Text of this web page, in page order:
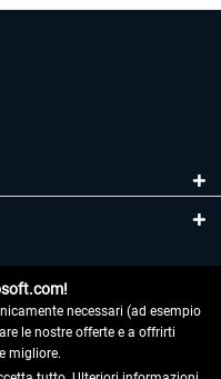
necessari (ad esempio
le nostre offerte e a offrirti
migliore.